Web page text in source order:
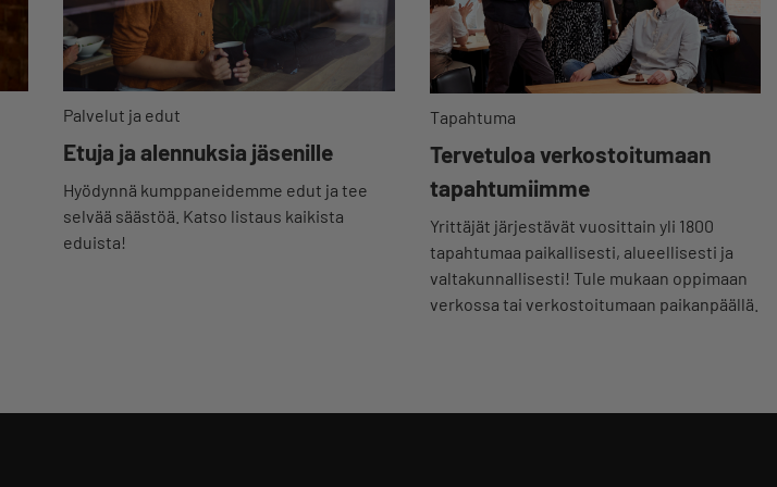
Palvelut ja edut
Etuja ja alennuksia jäsenille
Hyödynnä kumppaneidemme edut ja tee
selvää säästöä. Katso listaus kaikista
eduista!
Tapahtuma
Tervetuloa verkostoitumaan
tapahtumiimme
Yrittäjät järjestävät vuosittain yli 1800
tapahtumaa paikallisesti, alueellisesti ja
valtakunnallisesti! Tule mukaan oppimaan
verkossa tai verkostoitumaan paikanpäällä.